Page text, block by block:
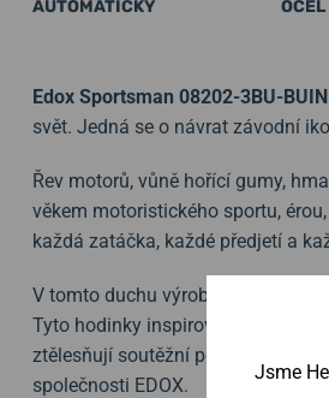
AUTOMATICKÝ OCEL
Edox Sportsman 08202-3BU-BUIN
svět. Jedná se o návrat závodní
Řev motorů, vůně hořící gumy,
věkem motoristického sportu,
každá zatáčka, každé předjetí a
V tomto duchu výrobce Edox
Tyto hodinky inspirované
ztělesňují soutěžní podstatu a
společnosti EDOX.
Jsme